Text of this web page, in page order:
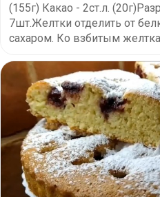
(155г) Какао - 2ст.л.
7шт.Желтки отделить от
сахаром. Ко взбитым желтка...